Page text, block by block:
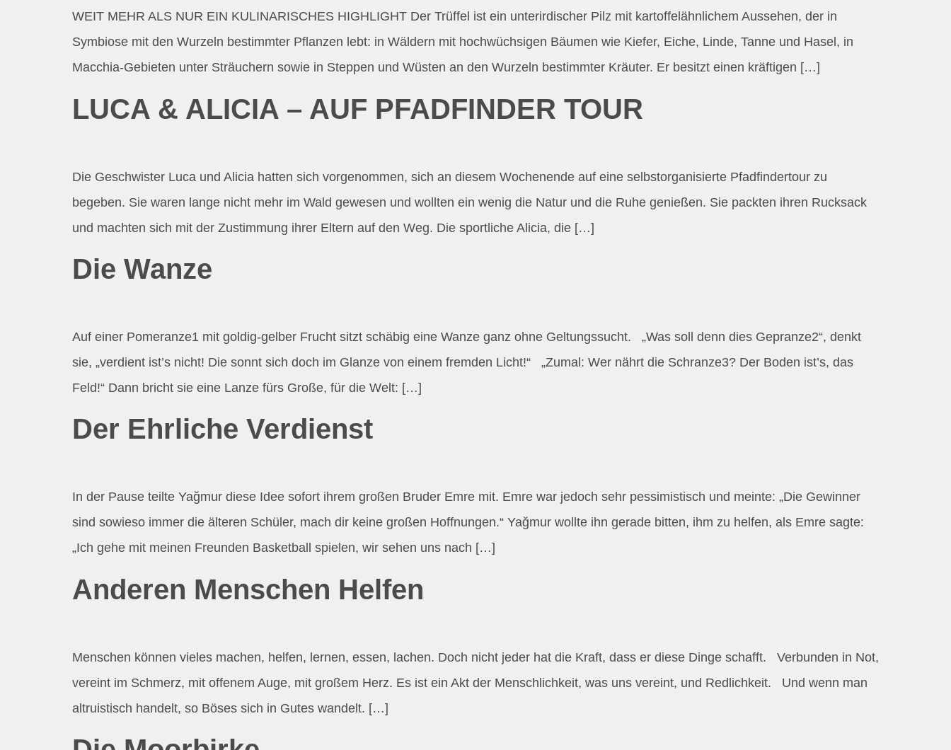
WEIT MEHR ALS NUR EIN KULINARISCHES HIGHLIGHT Der Trüffel ist ein unterirdischer Pilz mit kartoffelähnlichem Aussehen, der in
Symbiose mit den Wurzeln bestimmter Pflanzen lebt: in Wäldern mit hochwüchsigen Bäumen wie Kiefer, Eiche, Linde, Tanne und Hasel, in
Macchia-Gebieten unter Sträuchern sowie in Steppen und Wüsten an den Wurzeln bestimmter Kräuter. Er besitzt einen kräftigen […]
LUCA & ALICIA – AUF PFADFINDER TOUR
Die Geschwister Luca und Alicia hatten sich vorgenommen, sich an diesem Wochenende auf eine selbstorganisierte Pfadfindertour zu
begeben. Sie waren lange nicht mehr im Wald gewesen und wollten ein wenig die Natur und die Ruhe genießen. Sie packten ihren Rucksack
und machten sich mit der Zustimmung ihrer Eltern auf den Weg. Die sportliche Alicia, die […]
Die Wanze
Auf einer Pomeranze1 mit goldig-gelber Frucht sitzt schäbig eine Wanze ganz ohne Geltungssucht. „Was soll denn dies Gepranze2“, denkt
sie, „verdient ist’s nicht! Die sonnt sich doch im Glanze von einem fremden Licht!“ „Zumal: Wer nährt die Schranze3? Der Boden ist’s, das
Feld!“ Dann bricht sie eine Lanze fürs Große, für die Welt: […]
Der Ehrliche Verdienst
In der Pause teilte Yağmur diese Idee sofort ihrem großen Bruder Emre mit. Emre war jedoch sehr pessimistisch und meinte: „Die Gewinner
sind sowieso immer die älteren Schüler, mach dir keine großen Hoffnungen.“ Yağmur wollte ihn gerade bitten, ihm zu helfen, als Emre sagte:
„Ich gehe mit meinen Freunden Basketball spielen, wir sehen uns nach […]
Anderen Menschen Helfen
Menschen können vieles machen, helfen, lernen, essen, lachen. Doch nicht jeder hat die Kraft, dass er diese Dinge schafft. Verbunden in Not,
vereint im Schmerz, mit offenem Auge, mit großem Herz. Es ist ein Akt der Menschlichkeit, was uns vereint, und Redlichkeit. Und wenn man
altruistisch handelt, so Böses sich in Gutes wandelt. […]